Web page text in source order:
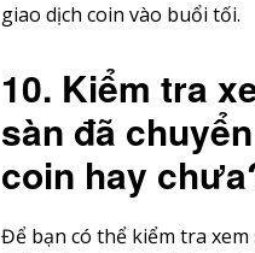
giao dịch coin vào buổi tối.
10. Kiểm tra
sàn đã chuyển
coin hay
Để bạn có thể kiểm tra xem